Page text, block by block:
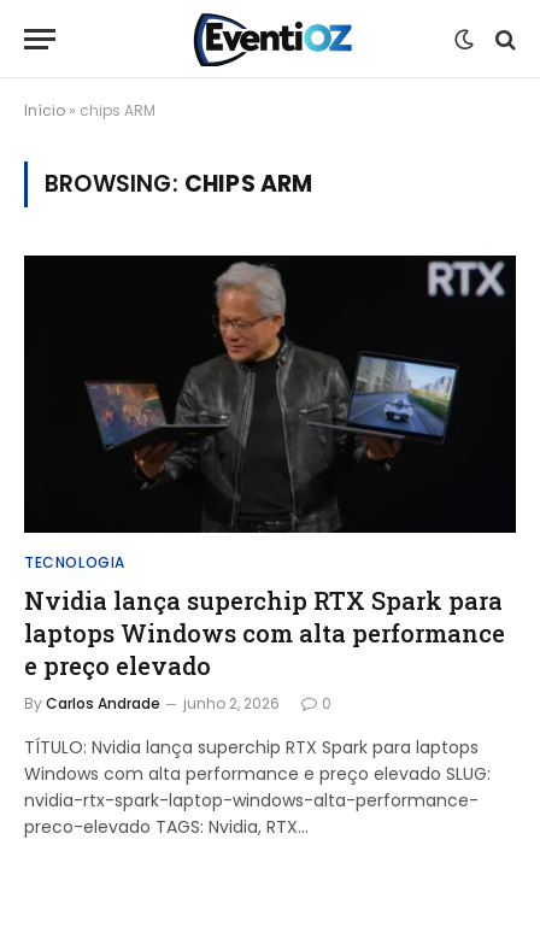
Início » chips ARM
BROWSING: CHIPS ARM
TECNOLOGIA
Nvidia lança superchip RTX Spark para
laptops Windows com alta performance
e preço elevado
ByCarlos Andrade junho 2, 2026 0
TÍTULO: Nvidia lança superchip RTX Spark para laptops
Windows com alta performance e preço elevado SLUG:
nvidia-rtx-spark-laptop-windows-alta-performance-
preco-elevado TAGS: Nvidia, RTX…